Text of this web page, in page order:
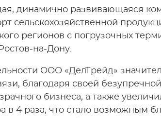
динамично развивающаяся
сельскохозяйственной
регионов с погрузочных
на-Дону.
ООО «ДелТрейд»
благодаря своей
бизнеса, а также
в 4 раза, что стало возможным